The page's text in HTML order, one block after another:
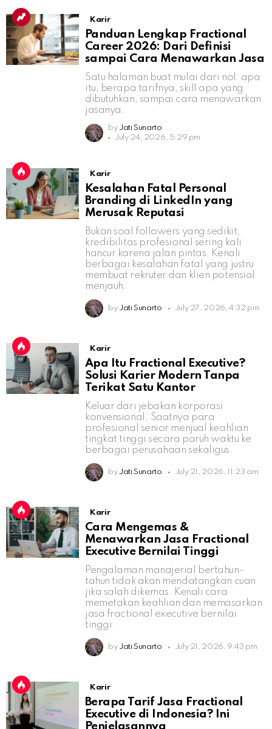
Karir
Panduan Lengkap Fractional
Career 2026: Dari Definisi
sampai Cara Menawarkan Jasa
Satu halaman buat mulai dari nol: apa
itu, berapa tarifnya, skill apa yang
dibutuhkan, sampai cara menawarkan
jasanya.
by Jati Sunarto
July 24, 2026, 5:29 pm
Karir
Kesalahan Fatal Personal
Branding di LinkedIn yang
Merusak Reputasi
Bukan soal followers yang sedikit,
kredibilitas profesional sering kali
hancur karena jalan pintas. Kenali
berbagai kesalahan fatal yang justru
membuat rekruter dan klien potensial
menjauh.
by Jati Sunarto July 27, 2026, 4:32 pm
Karir
Apa Itu Fractional Executive?
Solusi Karier Modern Tanpa
Terikat Satu Kantor
Keluar dari jebakan korporasi
konvensional. Saatnya para
profesional senior menjual keahlian
tingkat tinggi secara paruh waktu ke
berbagai perusahaan sekaligus.
by Jati Sunarto July 21, 2026, 11:23 am
Karir
Cara Mengemas &
Menawarkan Jasa Fractional
Executive Bernilai Tinggi
Pengalaman manajerial bertahun-
tahun tidak akan mendatangkan cuan
jika salah dikemas. Kenali cara
memetakan keahlian dan memasarkan
jasa fractional executive bernilai
tinggi.
by Jati Sunarto July 21, 2026, 9:43 pm
Karir
Berapa Tarif Jasa Fractional
Executive di Indonesia? Ini
Penjelasannya